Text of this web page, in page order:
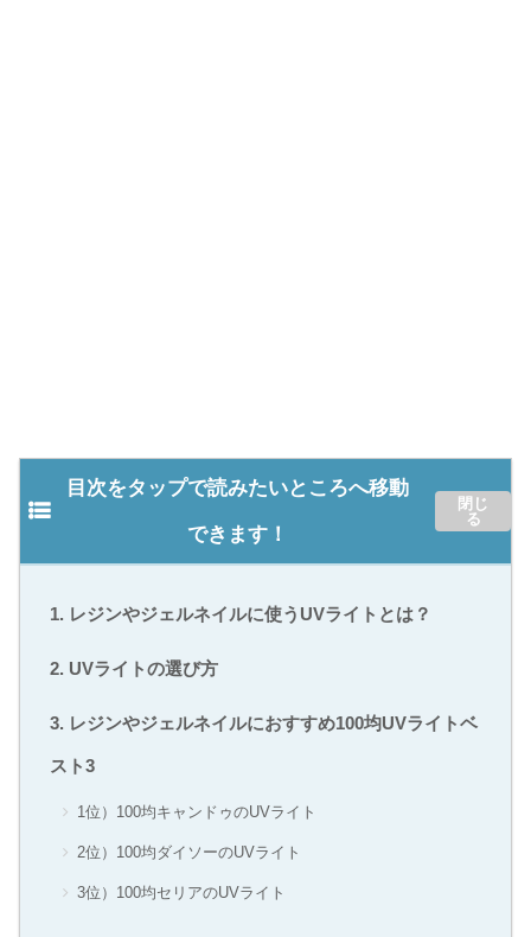
目次をタップで読みたいところへ移動
できます！
レジンやジェルネイルに使うUVライトとは？
UVライトの選び方
レジンやジェルネイルにおすすめ100均UVライトベ
スト3
1位）100均キャンドゥのUVライト
2位）100均ダイソーのUVライト
3位）100均セリアのUVライト